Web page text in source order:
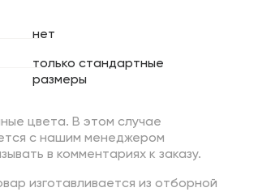
нет
только стандартные
размеры
цвета. В этом случае
с нашим менеджером
в комментариях к заказу.
изготавливается из отборной